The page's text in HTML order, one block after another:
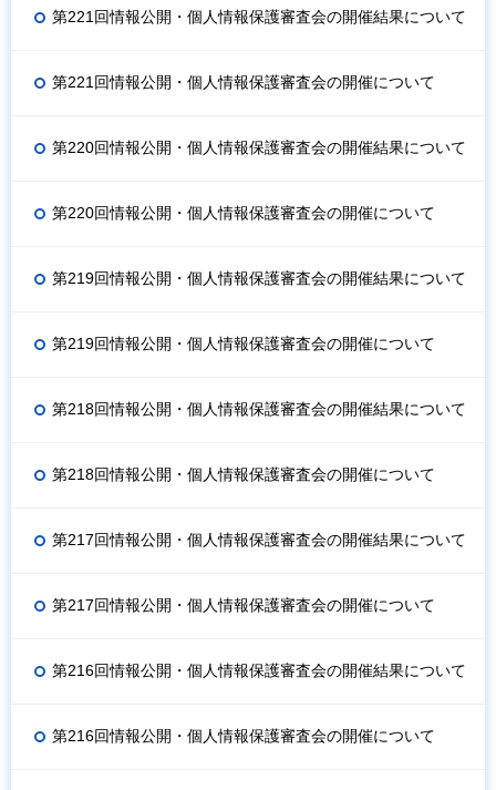
第221回情報公開・個人情報保護審査会の開催結果について
第221回情報公開・個人情報保護審査会の開催について
第220回情報公開・個人情報保護審査会の開催結果について
第220回情報公開・個人情報保護審査会の開催について
第219回情報公開・個人情報保護審査会の開催結果について
第219回情報公開・個人情報保護審査会の開催について
第218回情報公開・個人情報保護審査会の開催結果について
第218回情報公開・個人情報保護審査会の開催について
第217回情報公開・個人情報保護審査会の開催結果について
第217回情報公開・個人情報保護審査会の開催について
第216回情報公開・個人情報保護審査会の開催結果について
第216回情報公開・個人情報保護審査会の開催について